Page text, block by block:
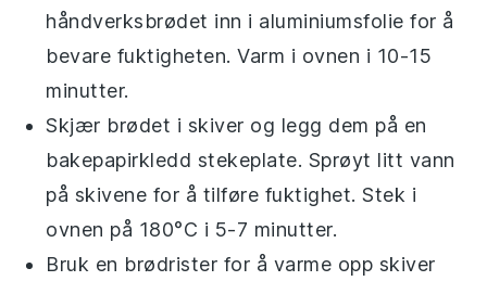
håndverksbrødet inn i aluminiumsfolie for å
bevare fuktigheten. Varm i ovnen i 10-15
minutter.
Skjær brødet i skiver og legg dem på en
bakepapirkledd stekeplate. Sprøyt litt vann
på skivene for å tilføre fuktighet. Stek i
ovnen på 180°C i 5-7 minutter.
Bruk en brødrister for å varme opp skiver